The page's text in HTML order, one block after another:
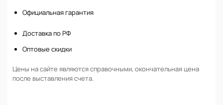
Официальная гарантия
Доставка по РФ
Оптовые скидки
Цены на сайте являются справочными, окончательная цена
после выставления счета.